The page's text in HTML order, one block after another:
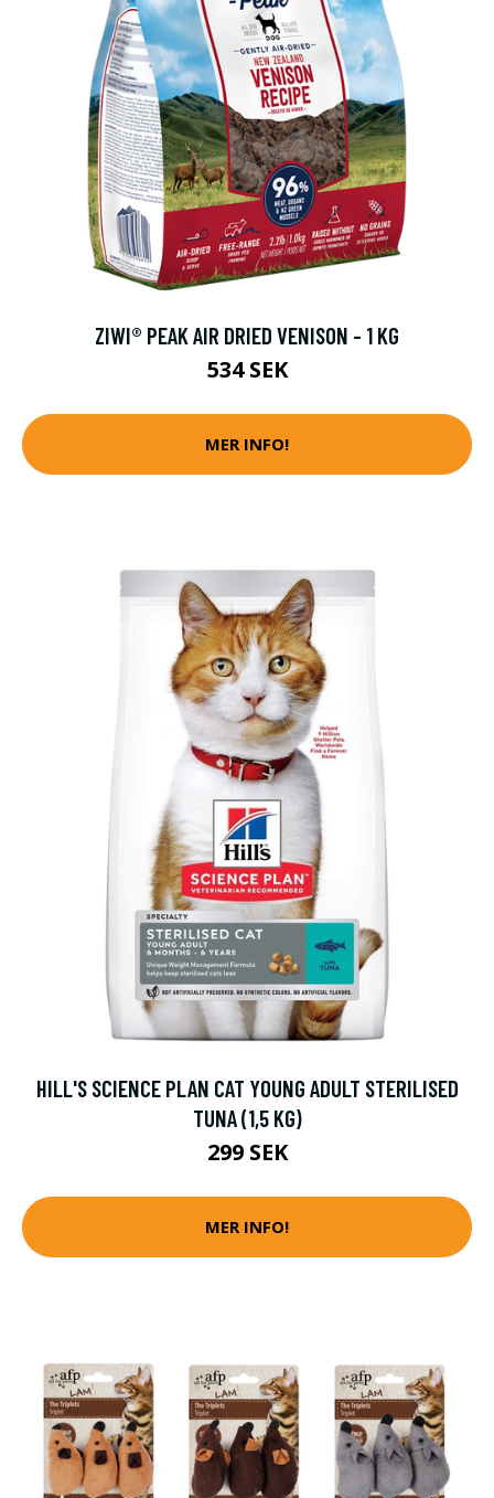
ZIWI® PEAK AIR DRIED VENISON - 1 KG
534 SEK
MER INFO!
HILL'S SCIENCE PLAN CAT YOUNG ADULT STERILISED
TUNA (1,5 KG)
299 SEK
MER INFO!